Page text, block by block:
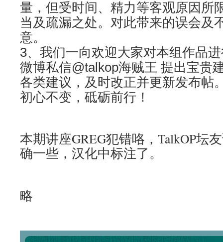
量，但受时间、精力等客观原因所
当及疏漏之处。对此带来的误会及
意。
3、我们一向欢迎大家对本组作品
微博私信@talkop海贼王 提出宝贵
各类建议，及时改正并更新发布帖
初心不变，砥砺前行！
本期讲座GREG犯错咯，TalkOP坛
确一些，汉化中标注了。
略